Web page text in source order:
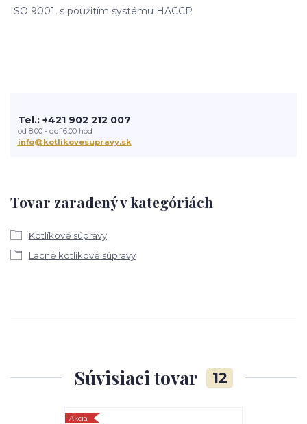
ISO 9001, s použitím systému HACCP
Tovar zaradený v kategóriách
Kotlíkové súpravy
Lacné kotlíkové súpravy
Tel.: +421 902 212 007
od 8:00 - do 16:00 hod
info@kotlikovesupravy.sk
Súvisiaci tovar 12
Akcia